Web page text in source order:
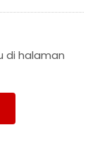
di halaman